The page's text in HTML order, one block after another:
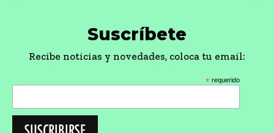
Suscríbete
Recibe noticias y novedades, coloca tu email:
* requerido